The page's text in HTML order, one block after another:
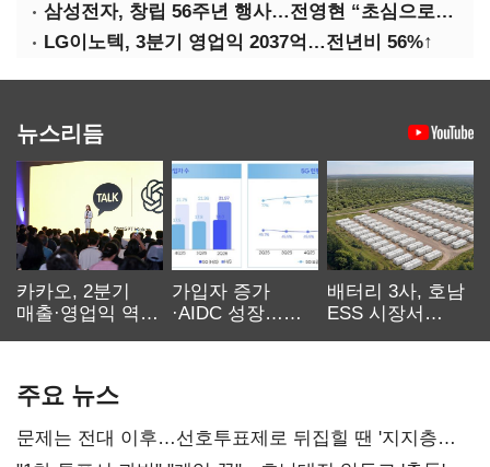
삼성전자, 창립 56주년 행사…전영현 “초심으로 경쟁력 회복해야”
LG이노텍, 3분기 영업익 2037억…전년비 56%↑
뉴스리듬
카카오, 2분기
매출·영업익 역대
가입자 증가
·AIDC 성장…
배터리 3사, 호남
ESS 시장서
주요 뉴스
문제는 전대 이후…선호투표제로 뒤집힐 땐 '지지층